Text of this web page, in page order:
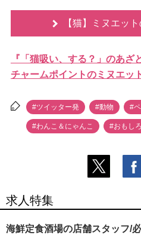
【猫】ミヌエッ
『「猫吸い、する？」のあ
チャームポイントのミヌエッ
#ツイッター発 #動物 #
#わんこ＆にゃんこ #おもしろ
求人特集
海鮮定食酒場の店舗スタッフ/